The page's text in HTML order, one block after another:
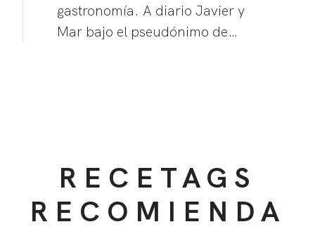
gastronomía. A diario Javier y
Mar bajo el pseudónimo de…
RECETAGS
RECOMIENDA